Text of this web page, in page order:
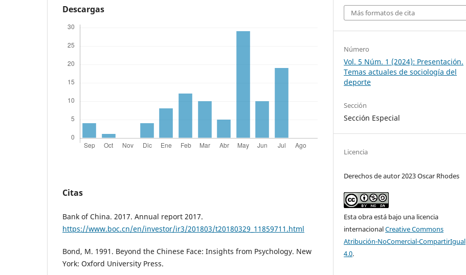
Descargas
Citas
Bank of China. 2017. Annual report 2017.
https://www.boc.cn/en/investor/ir3/201803/t20180329_11859711.html
Bond, M. 1991. Beyond the Chinese Face: Insights from Psychology. New
York: Oxford University Press.
Más formatos de cita
Número
Vol. 5 Núm. 1 (2024): Presentación.
Temas actuales de sociología del
deporte
Sección
Sección Especial
Licencia
Derechos de autor 2023 Oscar Rhodes
Esta obra está bajo una licencia
internacionalCreative Commons
Atribución-NoComercial-CompartirIgual
4.0.